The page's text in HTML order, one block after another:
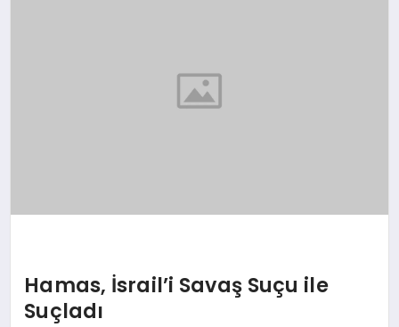
Hamas, İsrail’i Savaş Suçu ile
Suçladı